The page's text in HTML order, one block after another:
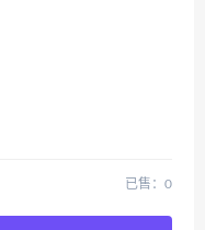
已售：0